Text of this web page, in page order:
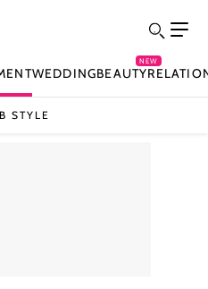
WEDDINGBEAUTY
NEW
STYLE